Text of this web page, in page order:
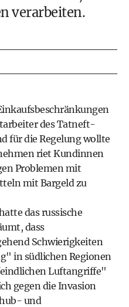
verarbeiten.
des Tatneft-
für die Regelung wollte
riet Kundinnen
Problemen mit
mit Bargeld zu
das russische
dass
Schwierigkeiten
in südlichen Regionen
Luftangriffe"
gegen die Invasion
und